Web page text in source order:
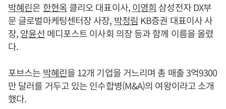
박혜린은 한현옥클리오 대표이사,이영희 삼성전자 DX부
문 글로벌마케팅센터장 사장, 박정림 KB증권 대표이사 사
장,양윤선 메디포스트 이사회 의장 등과 함께 이름을 올렸
다.
포브스는 박혜린을 12개 기업을 거느리며 총 매출 3억9300
만 달러를 거두고 있는 인수합병(M&A)의 여왕이라고 소개
했다.